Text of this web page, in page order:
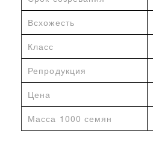
Всхожесть
Класс
Репродукция
Цена
Масса 1000 семян